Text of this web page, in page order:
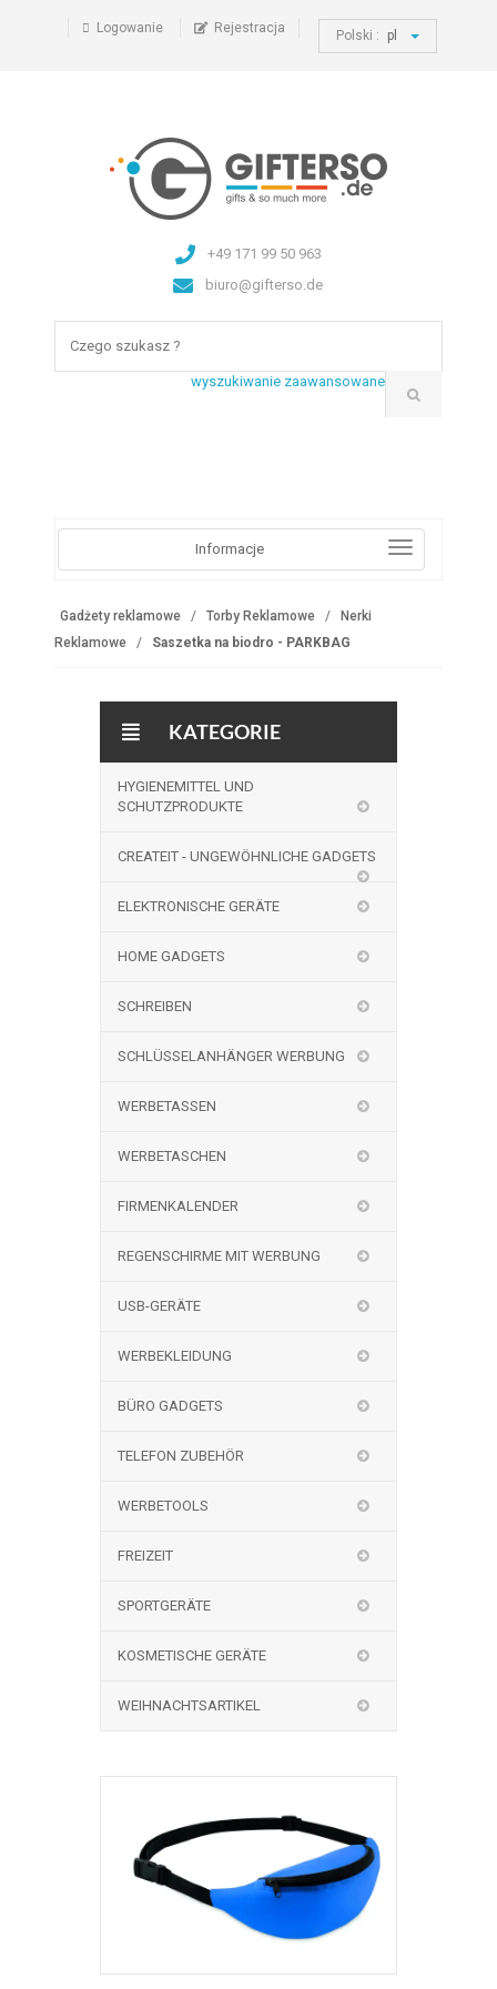
Logowanie Rejestracja Polski : pl
+49 171 99 50 963
biuro@gifterso.de
wyszukiwanie zaawansowane
Informacje
Gadżety reklamowe Torby Reklamowe
Nerki
Reklamowe
Saszetka na biodro - PARKBAG
KATEGORIE
HYGIENEMITTEL UND
SCHUTZPRODUKTE
CREATEIT - UNGEWÖHNLICHE GADGETS
ELEKTRONISCHE GERÄTE
HOME GADGETS
SCHREIBEN
SCHLÜSSELANHÄNGER WERBUNG
WERBETASSEN
WERBETASCHEN
FIRMENKALENDER
REGENSCHIRME MIT WERBUNG
USB-GERÄTE
WERBEKLEIDUNG
BÜRO GADGETS
TELEFON ZUBEHÖR
WERBETOOLS
FREIZEIT
SPORTGERÄTE
KOSMETISCHE GERÄTE
WEIHNACHTSARTIKEL